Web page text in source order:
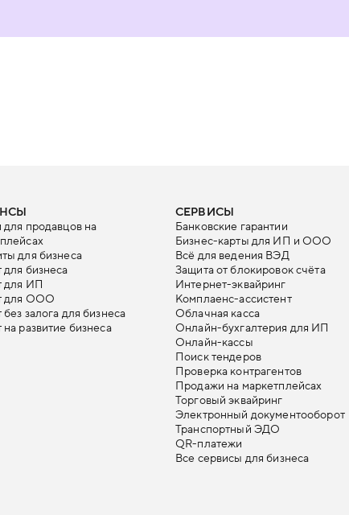
для продавцов на
для бизнеса
для бизнеса
для ИП
для ООО
залога для бизнеса
развитие бизнеса
СЕРВИСЫ
Банковские гарантии
Бизнес-карты для ИП и ООО
Всё для ведения ВЭД
Защита от блокировок счёта
Интернет-эквайринг
Комплаенс-ассистент
Облачная касса
Онлайн-бухгалтерия для ИП
Онлайн-кассы
Поиск тендеров
Проверка контрагентов
Продажи на маркетплейсах
Торговый эквайринг
Электронный документооборот
Транспортный ЭДО
QR-платежи
Все сервисы для бизнеса